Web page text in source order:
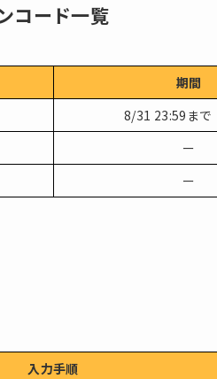
コード一覧
期間
8/31 23:59まで
ー
ー
入力手順